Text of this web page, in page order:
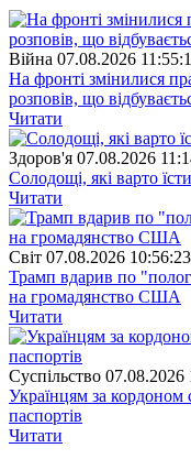
Війна 07.08.2026
На фронті змінилися
розповів, що
Читати
Здоров'я 07.08.2026
Солодощі, які варто
Читати
Свiт 07.08.2026 10:56:23
Трамп вдарив по
на громадянство США
Читати
Суспiльство 07.08.2026
Українцям за
паспортів
Читати